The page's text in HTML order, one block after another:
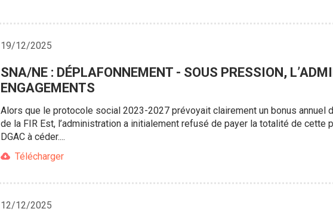
19/12/2025
SNA/NE : DÉPLAFONNEMENT - SOUS PRESSION,
ENGAGEMENTS
Alors que le protocole social 2023-2027 prévoyait clairement un bonus
de la FIR Est, l’administration a initialement refusé de payer la totalité de
DGAC à céder....
Télécharger
12/12/2025